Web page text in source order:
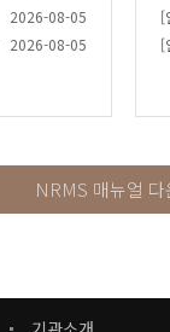
2026-08-05
2026-08-05
NRMS 매뉴얼 다